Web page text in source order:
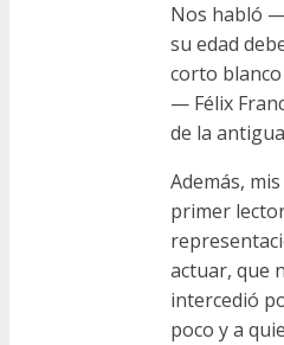
Nos habló
su edad
corto
— Félix
de la
Además,
primer
actuar, que
intercedió
poco y a